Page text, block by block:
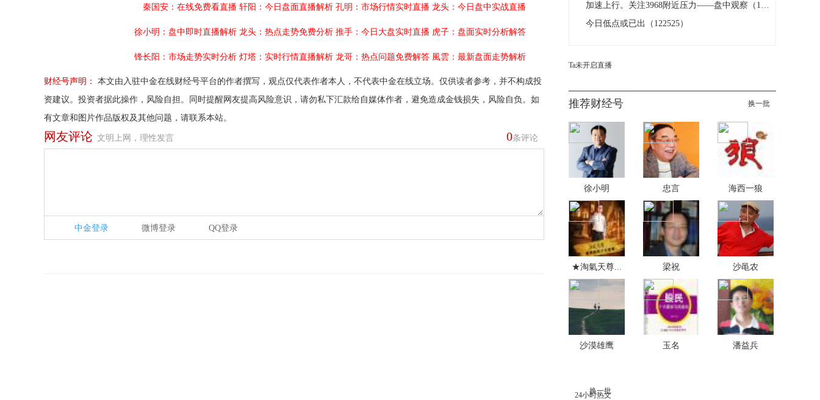
秦国安：在线免费看直播 轩阳：今日盘面直播解析 孔明：市场行情实时直播 龙头：今日盘中实战直播
徐小明：盘中即时直播解析 龙头：热点走势免费分析 推手：今日大盘实时直播 虎子：盘面实时分析解答
锋长阳：市场走势实时分析 灯塔：实时行情直播解析 龙哥：热点问题免费解答 風雲：最新盘面走势解析
财经号声明：
本文由入驻中金在线财经号平台的作者撰写，观点仅代表作者本人，不代表中金在线立场。仅供读者参考，并不构成投
资建议。投资者据此操作，风险自担。同时提醒网友提高风险意识，请勿私下汇款给自媒体作者，避免造成金钱损失，风险自负。如
有文章和图片作品版权及其他问题，请联系本站。
0条评论
网友评论 文明上网，理性发言
中金登录 微博登录 QQ登录
加速上行。关注3968附近压力——盘中观察（122525）
今日低点或已出（122525）
Ta未开启直播
推荐财经号 换一批
徐小明 忠言 海西一狼
★淘氣天尊... 梁祝 沙黾农
沙漠雄鹰 玉名 潘益兵
24小时热文
换一批